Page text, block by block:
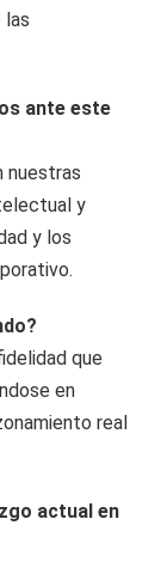
las
ante este
nuestras
y
y los
que
en
real
actual en